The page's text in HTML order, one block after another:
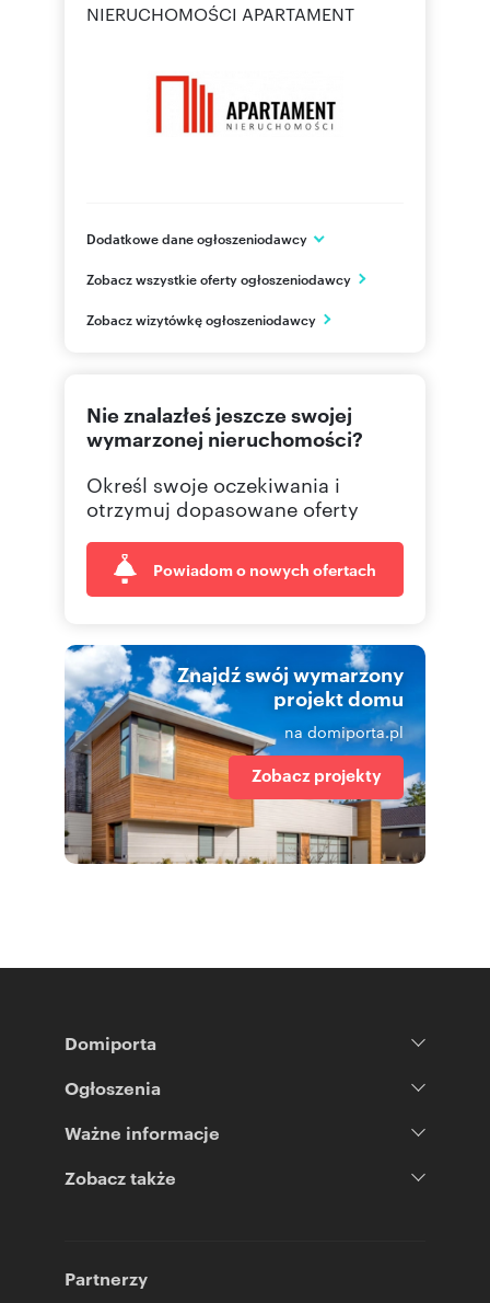
NIERUCHOMOŚCI APARTAMENT
Dodatkowe dane ogłoszeniodawcy
Bydgoszcz
PL
Zobacz wszystkie oferty ogłoszeniodawcy
Zobacz wizytówkę ogłoszeniodawcy
Nie znalazłeś jeszcze swojej
wymarzonej nieruchomości?
Określ swoje oczekiwania i
otrzymuj dopasowane oferty
Powiadom o nowych ofertach
Znajdź swój wymarzony
projekt domu
na domiporta.pl
Zobacz projekty
Domiporta
Ogłoszenia
Ważne informacje
Zobacz także
Partnerzy